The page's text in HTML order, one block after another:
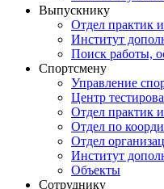
Выпускнику
Отдел практик
Институт
Поиск работы,
Спортсмену
Управление
Центр
Отдел практик
Отдел по
Отдел
Институт
Объекты
Сотруднику